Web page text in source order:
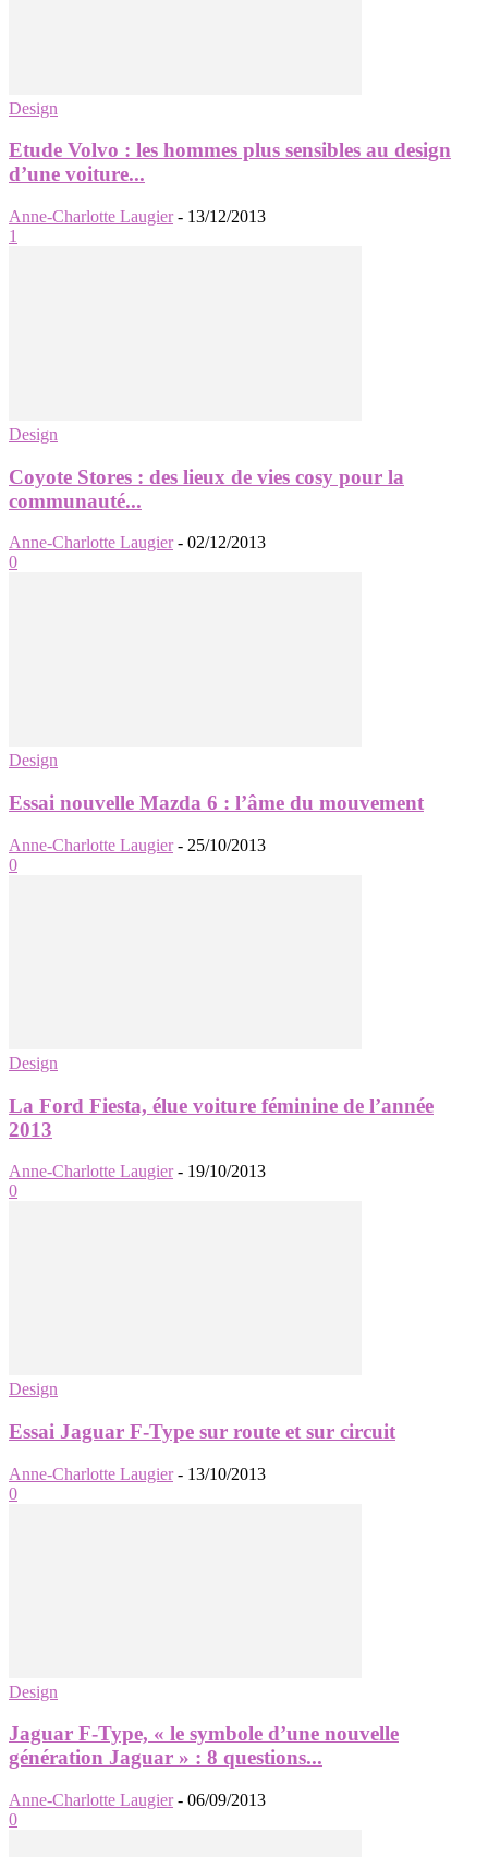
Design
Etude Volvo : les hommes plus sensibles au design
d’une voiture...
Anne-Charlotte Laugier - 13/12/2013
1
Design
Coyote Stores : des lieux de vies cosy pour la
communauté...
Anne-Charlotte Laugier - 02/12/2013
0
Design
Essai nouvelle Mazda 6 : l’âme du mouvement
Anne-Charlotte Laugier - 25/10/2013
0
Design
La Ford Fiesta, élue voiture féminine de l’année
2013
Anne-Charlotte Laugier - 19/10/2013
0
Design
Essai Jaguar F-Type sur route et sur circuit
Anne-Charlotte Laugier - 13/10/2013
0
Design
Jaguar F-Type, « le symbole d’une nouvelle
génération Jaguar » : 8 questions...
Anne-Charlotte Laugier - 06/09/2013
0